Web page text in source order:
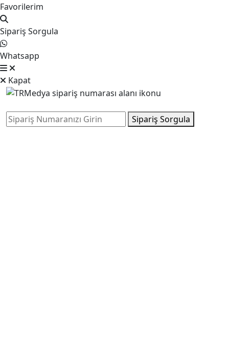
Favorilerim
Sipariş Sorgula
Whatsapp
Kapat
Sipariş Sorgula